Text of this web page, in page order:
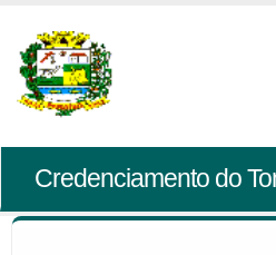
Credenciamento do